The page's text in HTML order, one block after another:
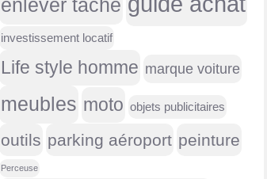
enlever tache
investissement locatif
Life style homme marque voiture
meubles moto objets publicitaires
outils parking aéroport peinture
Perceuse